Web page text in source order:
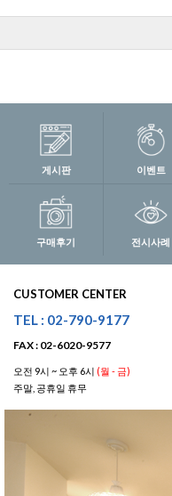
게시판 이벤트
구매후기 전시사례
CUSTOMER CENTER
TEL : 02-790-9177
FAX : 02-6020-9577
오전 9시 ~ 오후 6시 (월 - 금)
주말, 공휴일 휴무